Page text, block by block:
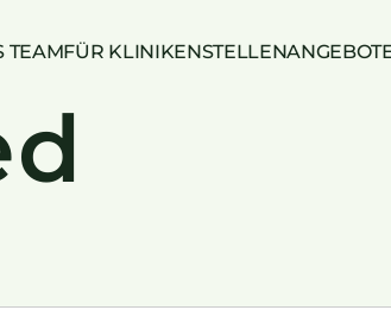
TEAMFÜR KLINIKEN